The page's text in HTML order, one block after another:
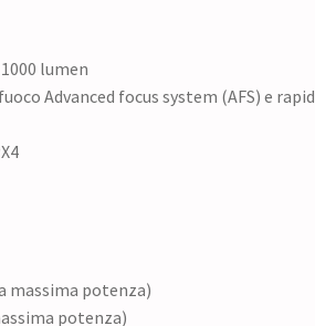
lumen
Advanced focus system (AFS) e rapid
massima potenza)
potenza)